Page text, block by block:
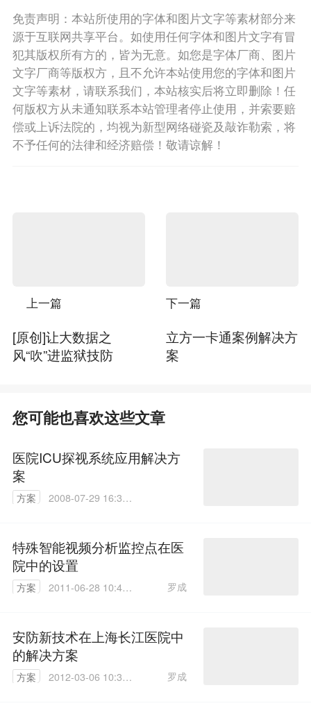
免责声明：本站所使用的字体和图片文字等素材部分来
源于互联网共享平台。如使用任何字体和图片文字有冒
犯其版权所有方的，皆为无意。如您是字体厂商、图片
文字厂商等版权方，且不允许本站使用您的字体和图片
文字等素材，请联系我们，本站核实后将立即删除！任
何版权方从未通知联系本站管理者停止使用，并索要赔
偿或上诉法院的，均视为新型网络碰瓷及敲诈勒索，将
不予任何的法律和经济赔偿！敬请谅解！
上一篇
[原创]让大数据之
风“吹”进监狱技防
下一篇
立方一卡通案例解决方
案
您可能也喜欢这些文章
医院ICU探视系统应用解决方
案
方案
2008-07-29 16:39:
特殊智能视频分析监控点在医
院中的设置
方案
2011-06-28 10:42:
罗成
安防新技术在上海长江医院中
的解决方案
方案
2012-03-06 10:38:
罗成